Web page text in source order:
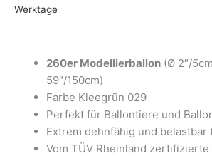
Kleegrün
Werktage
260er Modellierballon (Ø 2″/
59″/150cm)
Farbe Kleegrün 029
Perfekt für Ballontiere und
Extrem dehnfähig und belastbar
Vom TÜV Rheinland zertifizierte